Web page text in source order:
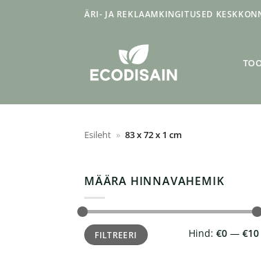
ÄRI- JA REKLAAMKINGITUSED
Esileht » 83 x 72 x 1 cm
MÄÄRA HINNAVAHEMIK
Minimaalne
hind
Maksimaalne
hindFILTREERI Hind: €0— €10